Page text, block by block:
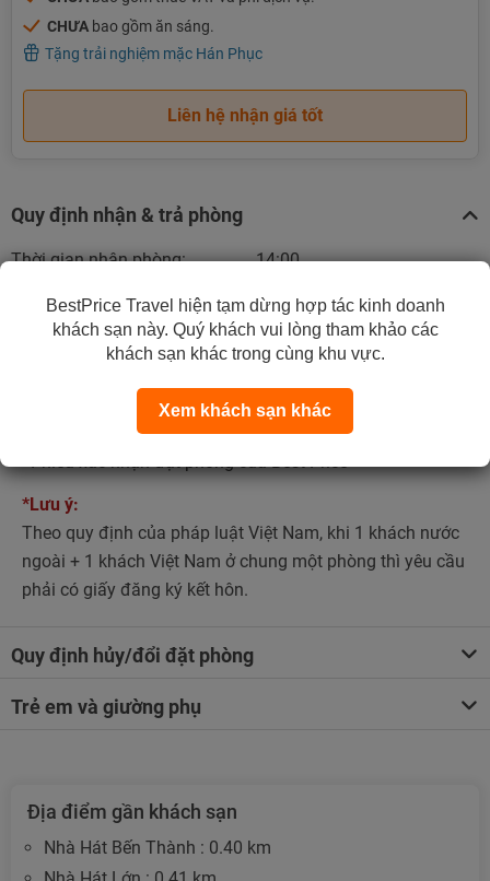
CHƯA bao gồm ăn sáng.
Tặng trải nghiệm mặc Hán Phục
Liên hệ nhận giá tốt
Quy định nhận & trả phòng
Thời gian nhận phòng: 14:00
Thời gian trả phòng: trước 12:00
Quy định nhận phòng:
Khi đến nhận phòng, quý khách vui lòng mang theo:
- CCCD hoặc passport.
*Lưu ý:
Theo quy định của pháp luật Việt Nam, khi 1 khách nước
ngoài + 1 khách Việt Nam ở chung một phòng thì yêu cầu
phải có giấy đăng ký kết hôn.
Quy định hủy/đổi đặt phòng
Trẻ em và giường phụ
Địa điểm gần khách sạn
Nhà Hát Bến Thành : 0.40 km
BestPrice Travel hiện tạm dừng hợp tác kinh doanh
khách sạn này. Quý khách vui lòng tham khảo các
khách sạn khác trong cùng khu vực.
Xem khách sạn khác